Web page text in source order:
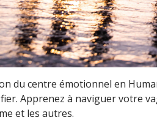
du centre émotionnel en
Apprenez à naviguer votre
et les autres.